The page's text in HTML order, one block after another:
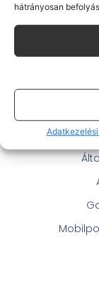
hátrányosan